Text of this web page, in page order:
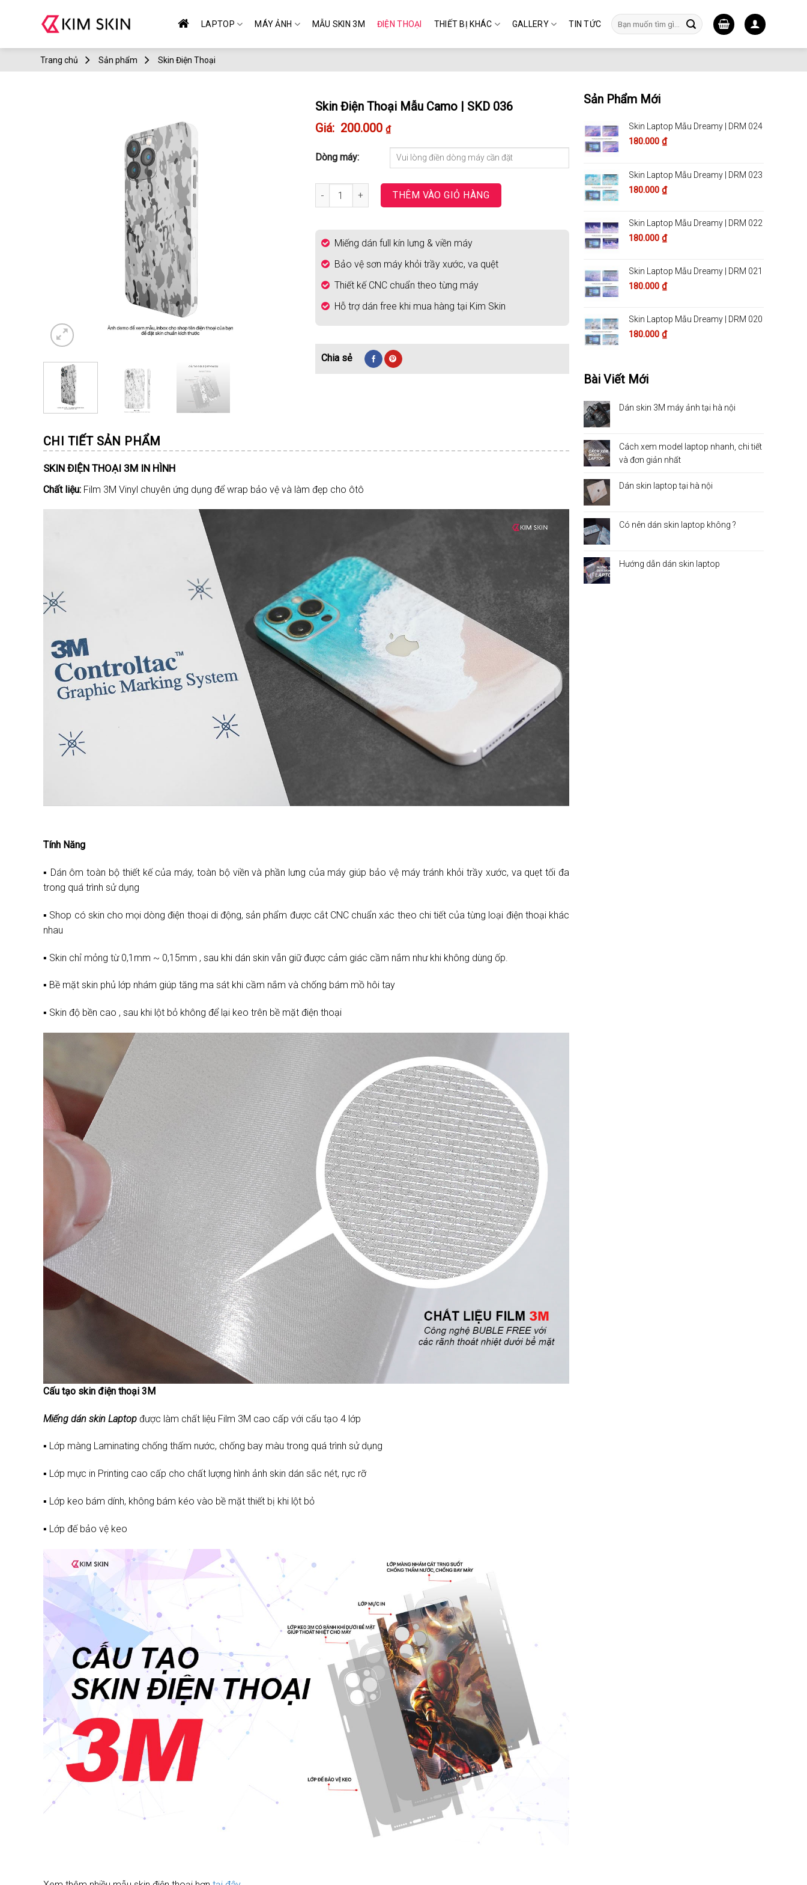
LAPTOP MÁY ẢNH MẪU SKIN 3M ĐIỆN THOẠI THIẾT BỊ KHÁC GALLERY TIN TỨC
Tìm
kiếm:
Trang chủ Sản phẩm Skin Điện Thoại
Sản Phẩm Mới
Skin Laptop Mẫu Dreamy | DRM 024
180.000 ₫
Skin Laptop Mẫu Dreamy | DRM 023
180.000 ₫
Skin Laptop Mẫu Dreamy | DRM 022
180.000 ₫
Skin Laptop Mẫu Dreamy | DRM 021
180.000 ₫
Skin Laptop Mẫu Dreamy | DRM 020
180.000 ₫
Bài Viết Mới
Dán skin 3M máy ảnh tại hà nội
Cách xem model laptop nhanh, chi tiết
và đơn giản nhất
Dán skin laptop tại hà nội
Có nên dán skin laptop không ?
Hướng dẫn dán skin laptop
Skin Điện Thoại Mẫu Camo | SKD 036
200.000 ₫
Miếng dán full kín lưng & viền máy
Bảo vệ sơn máy khỏi trầy xước, va quệt
Thiết kế CNC chuẩn theo từng máy
Hỗ trợ dán free khi mua hàng tại Kim Skin
Dòng máy:
Skin Điện Thoại Mẫu Camo | SKD 036 số lượng
THÊM VÀO GIỎ HÀNG
CHI TIẾT SẢN PHẨM
SKIN ĐIỆN THOẠI 3M IN HÌNH
Chất liệu: Film 3M Vinyl chuyên ứng dụng để wrap bảo vệ và làm đẹp cho ôtô
Tính Năng
▪️ Dán ôm toàn bộ thiết kế của máy, toàn bộ viền và phần lưng của máy giúp bảo vệ máy tránh khỏi trầy xước, va quẹt tối đa
trong quá trình sử dụng
▪️ Shop có skin cho mọi dòng điện thoại di động, sản phẩm được cắt CNC chuẩn xác theo chi tiết của từng loại điện thoại khác
nhau
▪️ Skin chỉ mỏng từ 0,1mm ~ 0,15mm , sau khi dán skin vẫn giữ được cảm giác cầm nắm như khi không dùng ốp.
▪️ Bề mặt skin phủ lớp nhám giúp tăng ma sát khi cầm nắm và chống bám mồ hôi tay
▪️ Skin độ bền cao , sau khi lột bỏ không để lại keo trên bề mặt điện thoại
Cấu tạo skin điện thoại 3M
Miếng dán skin Laptop được làm chất liệu Film 3M cao cấp với cấu tạo 4 lớp
▪️ Lớp màng Laminating chống thấm nước, chống bay màu trong quá trình sử dụng
▪️ Lớp mực in Printing cao cấp cho chất lượng hình ảnh skin dán sắc nét, rực rỡ
▪️ Lớp keo bám dính, không bám kéo vào bề mặt thiết bị khi lột bỏ
▪️ Lớp đế bảo vệ keo